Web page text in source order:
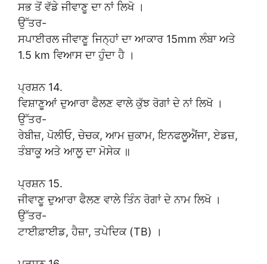
ਸਭ ਤੋਂ ਵੱਡੇ ਜੀਵਾਣੂ ਦਾ ਨਾਂ ਲਿਖੋ ।
ਉੱਤਰ-
ਸਪਾਈਰਲ ਜੀਵਾਣੂ ਜਿਨ੍ਹਾਂ ਦਾ ਆਕਾਰ 15mm ਲੰਬਾ ਅਤੇ
1.5 km ਵਿਆਸ ਦਾ ਹੁੰਦਾ ਹੈ ।
ਪ੍ਰਸ਼ਨ 14.
ਵਿਸ਼ਾਣੂਆਂ ਦੁਆਰਾ ਫੈਲਣ ਵਾਲੇ ਕੁੱਝ ਰੋਗਾਂ ਦੇ ਨਾਂ ਲਿਖੋ ।
ਉੱਤਰ-
ਰੇਬੀਜ਼, ਪੋਲੀਓ, ਚੇਚਕ, ਆਮ ਜ਼ੁਕਾਮ, ਇਨਫਲੂਐਂਜਾ, ਏਡਜ਼,
ਤੰਬਾਕੂ ਅਤੇ ਆਲੂ ਦਾ ਮੋਸੇਕ ॥
ਪ੍ਰਸ਼ਨ 15.
ਜੀਵਾਣੂ ਦੁਆਰਾ ਫੈਲਣ ਵਾਲੇ ਤਿੰਨ ਰੋਗਾਂ ਦੇ ਨਾਮ ਲਿਖੋ ।
ਉੱਤਰ-
ਟਾਈਫ਼ਾਈਡ, ਹੈਜ਼ਾ, ਤਪੇਦਿਕ (TB) ।